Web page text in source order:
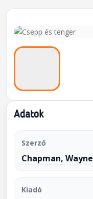
Adatok
Szerző
Chapman, Wayne
Kiadó